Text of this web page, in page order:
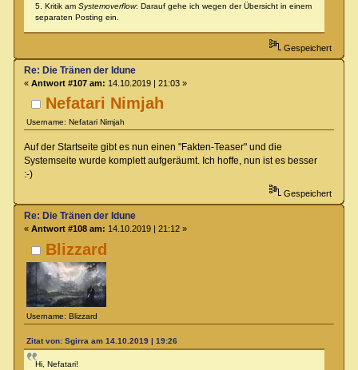
5. Kritik am Systemoverflow: Darauf gehe ich wegen der Übersicht in einem
separaten Posting ein.
Gespeichert
Nefatari Nimjah
Username: Nefatari Nimjah
Re: Die Tränen der Idune
« Antwort #107 am: 14.10.2019 | 21:03 »
Auf der Startseite gibt es nun einen "Fakten-Teaser" und die
Systemseite wurde komplett aufgeräumt. Ich hoffe, nun ist es besser
:-)
Gespeichert
Blizzard
Username: Blizzard
Re: Die Tränen der Idune
« Antwort #108 am: 14.10.2019 | 21:12 »
Zitat von: Sgirra am 14.10.2019 | 19:26
Hi, Nefatari!